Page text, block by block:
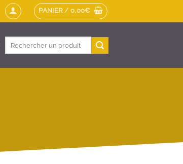
PANIER / 0,00€
Recherche